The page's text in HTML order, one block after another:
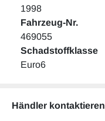
1998
Fahrzeug-Nr.
469055
Schadstoffklasse
Euro6
Händler kontaktieren